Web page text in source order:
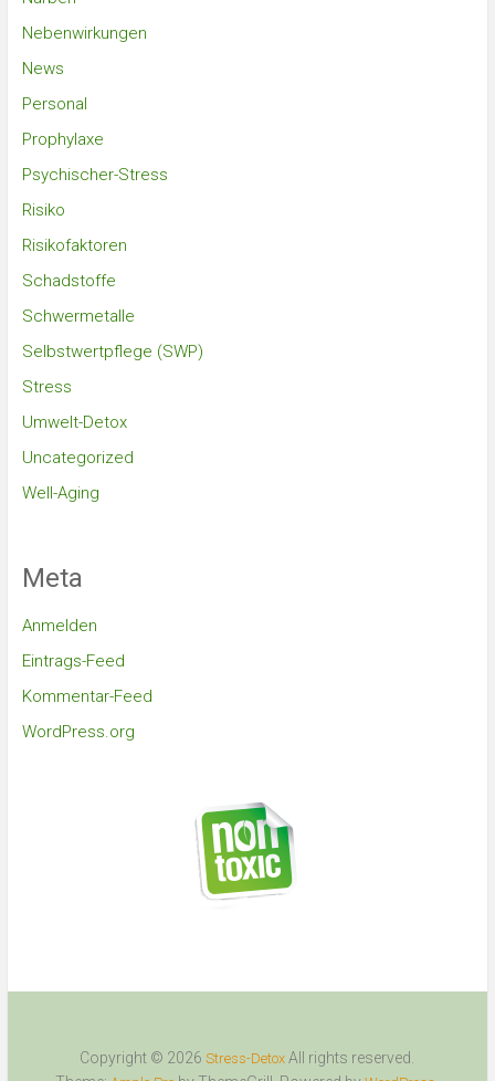
Nebenwirkungen
News
Personal
Prophylaxe
Psychischer-Stress
Risiko
Risikofaktoren
Schadstoffe
Schwermetalle
Selbstwertpflege (SWP)
Stress
Umwelt-Detox
Uncategorized
Well-Aging
Meta
Anmelden
Eintrags-Feed
Kommentar-Feed
WordPress.org
Copyright © 2026Stress-Detox All rights reserved.